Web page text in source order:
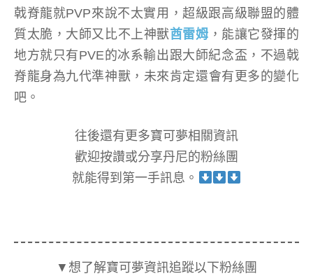
戟脊龍就PVP來說不太實用，超級跟高級聯盟的體
質太脆，大師又比不上神獸酋雷姆 ，能讓它發揮的
地方就只有PVE的冰系輸出跟大師紀念盃，不過戟
脊龍身為九代準神獸，未來肯定還會有更多的變化
吧。
往後還有更多寶可夢相關資訊
歡迎按讚或分享丹尼的粉絲團
就能得到第一手訊息。
▼想了解寶可夢資訊追蹤以下粉絲團